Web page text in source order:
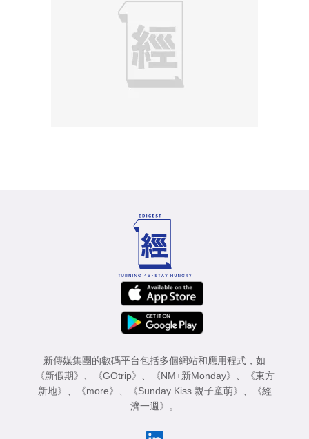
新傳媒集團的數碼平台包括多個網站和應用程式，如
《新假期》
《GOtrip》 《NM+新Monday》
《東方
新地》
《more》 《Sunday Kiss 親子童萌》
《經
濟一週》
。